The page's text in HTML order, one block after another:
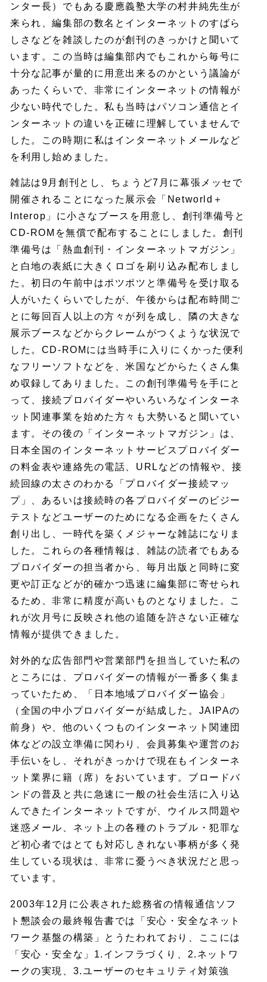
ンター長）でもある慶應義塾大学の村井純先生が
来られ、編集部の数名とインターネットのすばら
しさなどを雑談したのが創刊のきっかけと聞いて
います。この当時は編集部内でもこれから毎号に
十分な記事が量的に用意出来るのかという議論が
あったくらいで、非常にインターネットの情報が
少ない時代でした。私も当時はパソコン通信とイ
ンターネットの違いを正確に理解していませんで
した。この時期に私はインターネットメールなど
を利用し始めました。
雑誌は9月創刊とし、ちょうど7月に幕張メッセで
開催されることになった展示会「Networld＋
Interop」に小さなブースを用意し、創刊準備号と
CD-ROMを無償で配布することにしました。創刊
準備号は「熱血創刊・インターネットマガジン」
と白地の表紙に大きくロゴを刷り込み配布しまし
た。初日の午前中はポツポツと準備号を受け取る
人がいたくらいでしたが、午後からは配布時間ご
とに毎回百人以上の方々が列を成し、隣の大きな
展示ブースなどからクレームがつくような状況で
した。CD-ROMには当時手に入りにくかった便利
なフリーソフトなどを、米国などからたくさん集
め収録してありました。この創刊準備号を手にと
って、接続プロバイダーやいろいろなインターネ
ット関連事業を始めた方々も大勢いると聞いてい
ます。その後の「インターネットマガジン」は、
日本全国のインターネットサービスプロバイダー
の料金表や連絡先の電話、URLなどの情報や、接
続回線の太さのわかる「プロバイダー接続マッ
プ」、あるいは接続時の各プロバイダーのビジー
テストなどユーザーのためになる企画をたくさん
創り出し、一時代を築くメジャーな雑誌になりま
した。これらの各種情報は、雑誌の読者でもある
プロバイダーの担当者から、毎月出版と同時に変
更や訂正などが的確かつ迅速に編集部に寄せられ
るため、非常に精度が高いものとなりました。こ
れが次月号に反映され他の追随を許さない正確な
情報が提供できました。
対外的な広告部門や営業部門を担当していた私の
ところには、プロバイダーの情報が一番多く集ま
っていたため、「日本地域プロバイダー協会」
（全国の中小プロバイダーが結成した。JAIPAの
前身）や、他のいくつものインターネット関連団
体などの設立準備に関わり、会員募集や運営のお
手伝いをし、それがきっかけで現在もインターネ
ット業界に籍（席）をおいています。ブロードバ
ンドの普及と共に急速に一般の社会生活に入り込
んできたインターネットですが、ウイルス問題や
迷惑メール、ネット上の各種のトラブル・犯罪な
ど初心者ではとても対応しきれない事柄が多く発
生している現状は、非常に憂うべき状況だと思っ
ています。
2003年12月に公表された総務省の情報通信ソフ
ト懇談会の最終報告書では「安心・安全なネット
ワーク基盤の構築」とうたわれており、ここには
「安心・安全な」1.インフラづくり、2.ネットワ
ークの実現、3.ユーザーのセキュリティ対策強